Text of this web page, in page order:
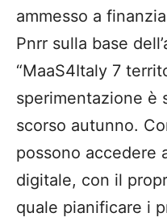
ammesso a
Pnrr sulla base
“MaaS4Italy 7
sperimentazione è
scorso autunno.
possono accedere
digitale, con il
quale pianificare i